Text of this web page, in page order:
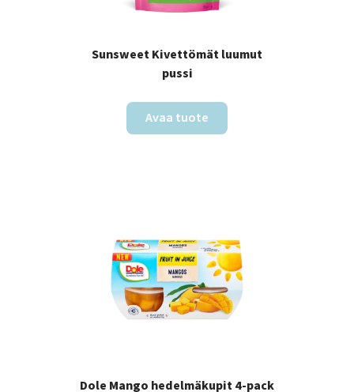
Sunsweet Kivettömät luumut
pussi
Avaa tuote
Dole Mango hedelmäkupit 4-pack